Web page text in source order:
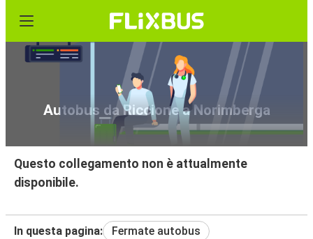
Autobus da Riccione a Norimberga
Questo collegamento non è attualmente
disponibile.
In questa pagina: Fermate autobus